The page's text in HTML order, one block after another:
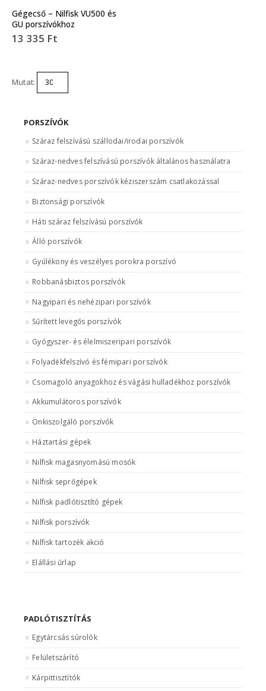
Gégecső – Nilfisk VU500 és
GU porszívókhoz
13 335 Ft
Mutat:
PORSZÍVÓK
Száraz felszívású szállodai/irodai porszívók
Száraz-nedves felszívású porszívók általános használatra
Száraz-nedves porszívók kéziszerszám csatlakozással
Biztonsági porszívók
Háti száraz felszívású porszívók
Álló porszívók
Gyúlékony és veszélyes porokra porszívó
Robbanásbiztos porszívók
Nagyipari és nehézipari porszívók
Sűrített levegős porszívók
Gyógyszer- és élelmiszeripari porszívók
Folyadékfelszívó és fémipari porszívók
Csomagoló anyagokhoz és vágási hulladékhoz porszívók
Akkumulátoros porszívók
Önkiszolgáló porszívók
Háztartási gépek
Nilfisk magasnyomású mosók
Nilfisk seprőgépek
Nilfisk padlótisztító gépek
Nilfisk porszívók
Nilfisk tartozék akció
Elállási űrlap
PADLÓTISZTÍTÁS
Egytárcsás súrolók
Felületszárító
Kárpittisztítók